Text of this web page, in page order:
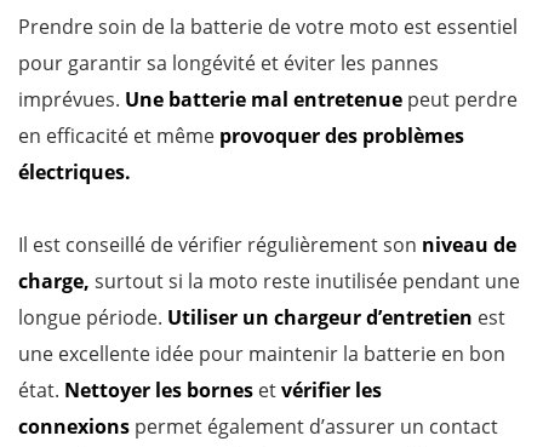
Prendre soin de la batterie de votre moto est essentiel
pour garantir sa longévité et éviter les pannes
imprévues. Une batterie mal entretenue peut perdre
en efficacité et même provoquer des problèmes
électriques.
Il est conseillé de vérifier régulièrement son niveau de
charge, surtout si la moto reste inutilisée pendant une
longue période. Utiliser un chargeur d’entretien est
une excellente idée pour maintenir la batterie en bon
état. Nettoyer les bornes etvérifier les
connexions permet également d’assurer un contact